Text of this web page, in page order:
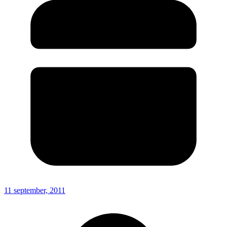
11 september, 2011